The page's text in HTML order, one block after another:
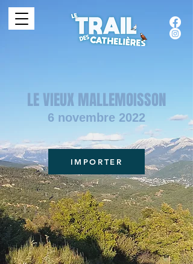
LE VIEUX MALLEMOISSON
6 novembre 2022
IMPORTER